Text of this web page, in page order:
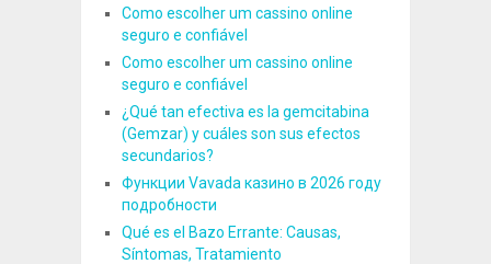
Como escolher um cassino online
seguro e confiável
Como escolher um cassino online
seguro e confiável
¿Qué tan efectiva es la gemcitabina
(Gemzar) y cuáles son sus efectos
secundarios?
Функции Vavada казино в 2026 году
подробности
Qué es el Bazo Errante: Causas,
Síntomas, Tratamiento